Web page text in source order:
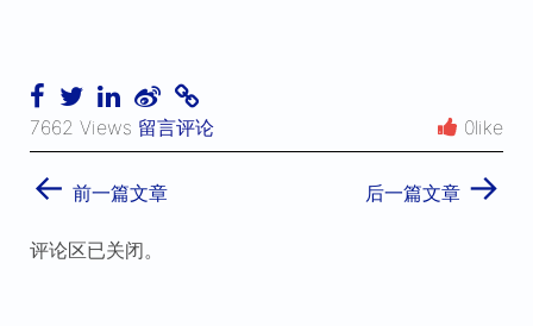
7662 Views 留言评论 0like
← 前一篇文章 后一篇文章 →
评论区已关闭。